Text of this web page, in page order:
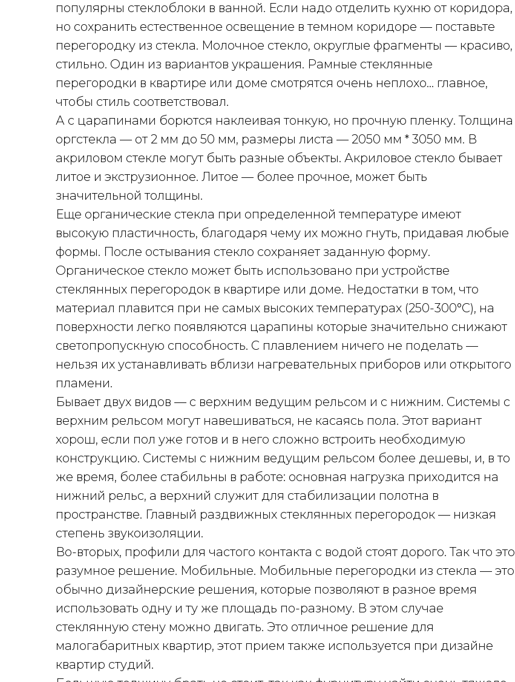
популярны стеклоблоки в ванной. Если надо отделить кухню от коридора,
но сохранить естественное освещение в темном коридоре — поставьте
перегородку из стекла. Молочное стекло, округлые фрагменты — красиво,
стильно. Один из вариантов украшения. Рамные стеклянные
перегородки в квартире или доме смотрятся очень неплохо… главное,
чтобы стиль соответствовал.
А с царапинами борются наклеивая тонкую, но прочную пленку. Толщина
оргстекла — от 2 мм до 50 мм, размеры листа — 2050 мм * 3050 мм. В
акриловом стекле могут быть разные объекты. Акриловое стекло бывает
литое и экструзионное. Литое — более прочное, может быть
значительной толщины.
Еще органические стекла при определенной температуре имеют
высокую пластичность, благодаря чему их можно гнуть, придавая любые
формы. После остывания стекло сохраняет заданную форму.
Органическое стекло может быть использовано при устройстве
стеклянных перегородок в квартире или доме. Недостатки в том, что
материал плавится при не самых высоких температурах (250-300°C), на
поверхности легко появляются царапины которые значительно снижают
светопропускную способность. С плавлением ничего не поделать —
нельзя их устанавливать вблизи нагревательных приборов или открытого
пламени.
Бывает двух видов — с верхним ведущим рельсом и с нижним. Системы с
верхним рельсом могут навешиваться, не касаясь пола. Этот вариант
хорош, если пол уже готов и в него сложно встроить необходимую
конструкцию. Системы с нижним ведущим рельсом более дешевы, и, в то
же время, более стабильны в работе: основная нагрузка приходится на
нижний рельс, а верхний служит для стабилизации полотна в
пространстве. Главный раздвижных стеклянных перегородок — низкая
степень звукоизоляции.
Во-вторых, профили для частого контакта с водой стоят дорого. Так что это
разумное решение. Мобильные. Мобильные перегородки из стекла — это
обычно дизайнерские решения, которые позволяют в разное время
использовать одну и ту же площадь по-разному. В этом случае
стеклянную стену можно двигать. Это отличное решение для
малогабаритных квартир, этот прием также используется при дизайне
квартир студий.